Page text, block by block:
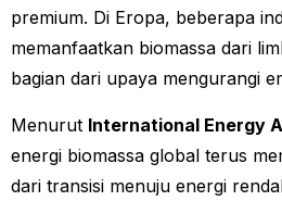
premium. Di Eropa, beberapa
memanfaatkan biomassa dari
bagian dari upaya mengurangi
Menurut International Energy
energi biomassa global terus
dari transisi menuju energi